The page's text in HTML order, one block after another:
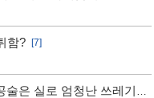
함?
[7]
은 실로 엄청난 쓰레기인